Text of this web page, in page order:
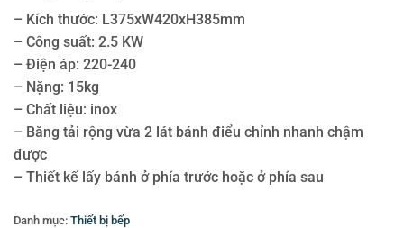
– Kích thước: L375xW420xH385mm
– Công suất: 2.5 KW
– Điện áp: 220-240
– Nặng: 15kg
– Chất liệu: inox
– Băng tải rộng vừa 2 lát bánh điểu chỉnh nhanh chậm
được
– Thiết kế lấy bánh ở phía trước hoặc ở phía sau
Danh mục: Thiết bị bếp